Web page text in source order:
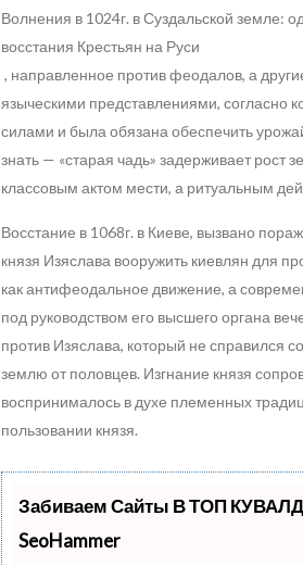
Волнения в 1024г. в Суздальской земле:
восстания Крестьян на Руси
, направленное против феодалов, а
языческими представлениями, согласно
силами и была обязана обеспечить
знать — «старая чадь» задерживает рост
классовым актом мести, а ритуальным
Восстание в 1068г. в Киеве, вызвано
князя Изяслава вооружить киевлян для
как антифеодальное движение, а
под руководством его высшего органа
против Изяслава, который не справился
землю от половцев. Изгнание князя
воспринималось в духе племенных
пользовании князя.
Забиваем Сайты В ТОП
SeoHammer